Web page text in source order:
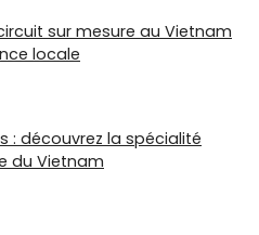
sur mesure au Vietnam
locale
: découvrez la spécialité
du Vietnam